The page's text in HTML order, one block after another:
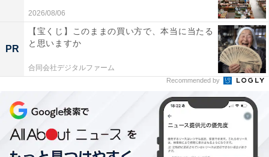
こうしたことが起こるのは、子どもの成長段階を考えれ
ば仕方のないことです。だからこそ、トラブルになった
時に、保護者や園の先生が介入し、仲裁してもらい、今
後は何をどうすればいいのかを教えてもらう必要がある
この段階を越えると、子どもたちは、大人の力を借り
ず、自分自身で失敗を乗り越えることによってコミュニ
ケーション能力を磨いていきます。
2026/08/06
PR
【宝くじ】このままの買い方で、本当に当たる
と思いますか
合同会社デジタルファーム
Recommended by